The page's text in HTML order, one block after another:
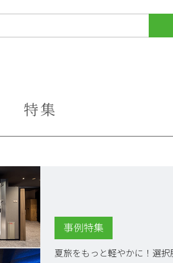
特集
事例特集
夏旅をもっと軽やかに！選